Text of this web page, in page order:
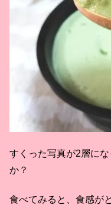
すくった写真が2層に
か？
食べてみると、食感が